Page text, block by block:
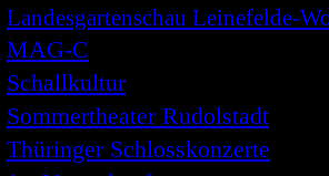
Landesgartenschau Leinefelde-
MAG-C
Schallkultur
Sommertheater Rudolstadt
Thüringer Schlosskonzerte